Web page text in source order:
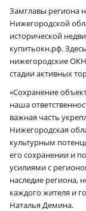
Замглавы региона
Нижегородской
исторической
купитьокн.рф.
нижегородские
стадии активных
«Сохранение
наша
важная часть
Нижегородская
культурным
его сохранении и
усилиями с
наследие региона,
каждого жителя и
Наталья Демина.